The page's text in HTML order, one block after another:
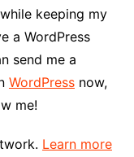
keeping my
a WordPress
send me a
WordPressnow,
me!
Learn more